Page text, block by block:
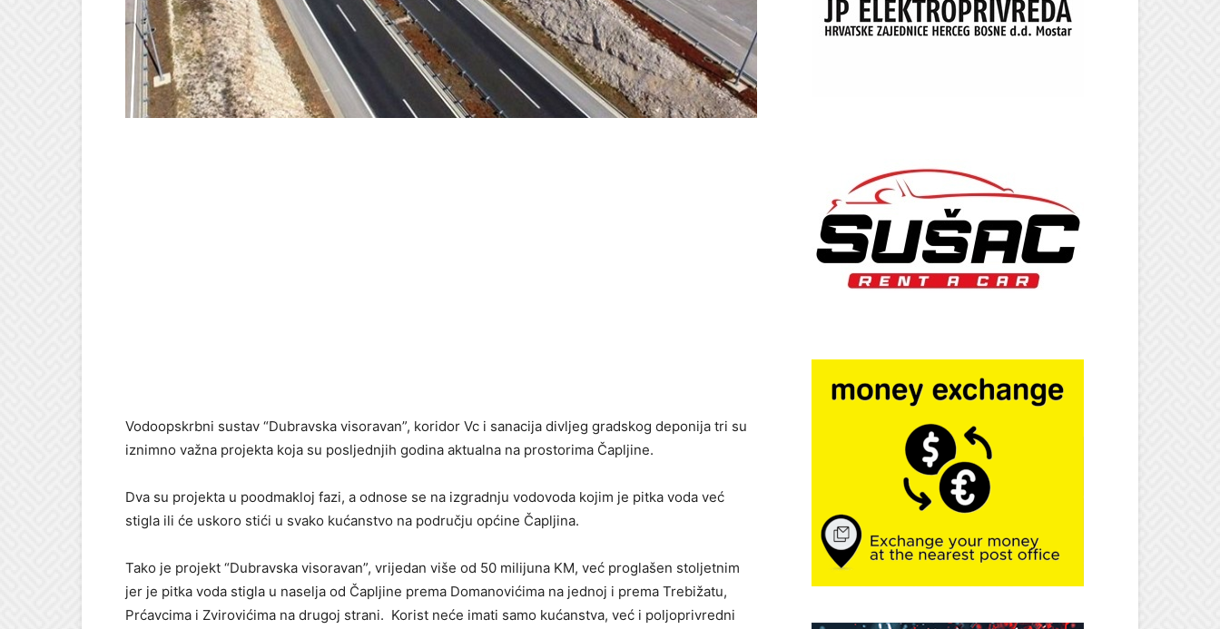
Vodoopskrbni sustav “Dubravska visoravan”, koridor Vc i sanacija divljeg gradskog deponija tri su
iznimno važna projekta koja su posljednjih godina aktualna na prostorima Čapljine.
Dva su projekta u poodmakloj fazi, a odnose se na izgradnju vodovoda kojim je pitka voda već
stigla ili će uskoro stići u svako kućanstvo na području općine Čapljina.
Tako je projekt “Dubravska visoravan”, vrijedan više od 50 milijuna KM, već proglašen stoljetnim
jer je pitka voda stigla u naselja od Čapljine prema Domanovićima na jednoj i prema Trebižatu,
Prćavcima i Zvirovićima na drugoj strani. Korist neće imati samo kućanstva, već i poljoprivredni